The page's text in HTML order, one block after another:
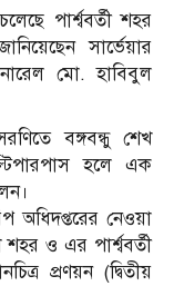
পার্শ্ববর্তী শহর
সার্ভেয়ার
মো. হাবিবুল
বঙ্গবন্ধু শেখ
হলে এক
অধিদপ্তরের নেওয়া
ও এর পার্শ্ববর্তী
প্রণয়ন (দ্বিতীয়